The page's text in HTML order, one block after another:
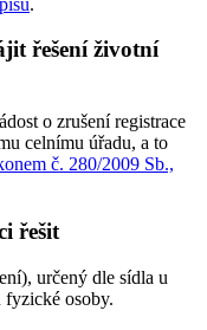
řešení životní
o zrušení registrace
celnímu úřadu, a to
č. 280/2009 Sb.,
řešit
určený dle sídla u
fyzické osoby.